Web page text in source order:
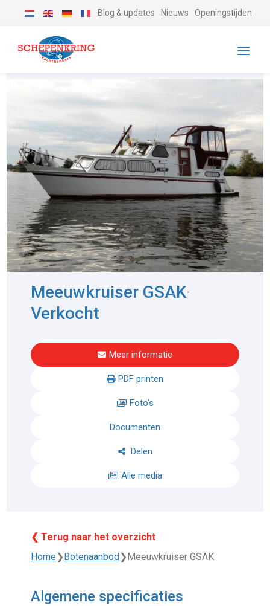
Blog & updates Nieuws Openingstijden
Meeuwkruiser GSAK-
Verkocht
Meer informatie
PDF printen
Foto's
Documenten
Delen
Alle media
❮ Terug naar het overzicht
Home❯ Botenaanbod ❯ Meeuwkruiser GSAK
Algemene specificaties